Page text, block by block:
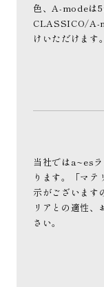
色、A-modeは
CLASSICO/A-
けいただけます。
当社ではa~es
ります。「マ
示がございます
リアとの適性
さい。